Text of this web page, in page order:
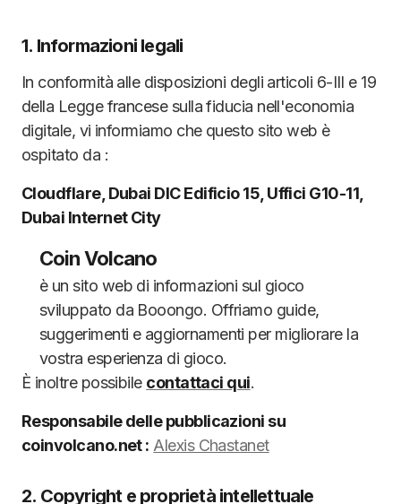
1. Informazioni legali
In conformità alle disposizioni degli articoli 6-III e 19
della Legge francese sulla fiducia nell'economia
digitale, vi informiamo che questo sito web è
ospitato da :
Cloudflare, Dubai DIC Edificio 15, Uffici G10-11,
Dubai Internet City
Coin Volcano
è un sito web di informazioni sul gioco
sviluppato da Booongo. Offriamo guide,
suggerimenti e aggiornamenti per migliorare la
vostra esperienza di gioco.
È inoltre possibile contattaci qui.
Responsabile delle pubblicazioni su
coinvolcano.net : Alexis Chastanet
2. Copyright e proprietà intellettuale